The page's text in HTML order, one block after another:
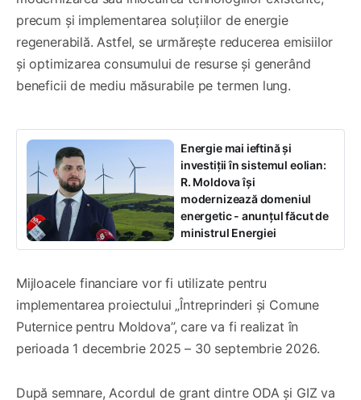
precum și implementarea soluțiilor de energie
regenerabilă. Astfel, se urmărește reducerea emisiilor
și optimizarea consumului de resurse și generând
beneficii de mediu măsurabile pe termen lung.
Energie mai ieftină și
investiții în sistemul eolian:
R. Moldova își
modernizează domeniul
energetic - anunțul făcut de
ministrul Energiei
Mijloacele financiare vor fi utilizate pentru
implementarea proiectului „Întreprinderi și Comune
Puternice pentru Moldova”, care va fi realizat în
perioada 1 decembrie 2025 – 30 septembrie 2026.
După semnare, Acordul de grant dintre ODA și GIZ va